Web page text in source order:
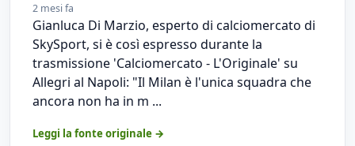
2 mesi fa
Gianluca Di Marzio, esperto di calciomercato di
SkySport, si è così espresso durante la
trasmissione 'Calciomercato - L'Originale' su
Allegri al Napoli: "Il Milan è l'unica squadra che
ancora non ha in m ...
Leggi la fonte originale →